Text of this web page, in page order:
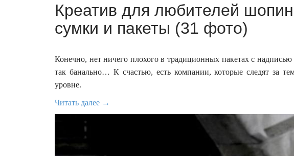
Креатив для любителей
сумки и пакеты (31 фото)
Конечно, нет ничего плохого в традиционных пакетах с
так банально… К счастью, есть компании, которые следят за
уровне.
Читать далее →